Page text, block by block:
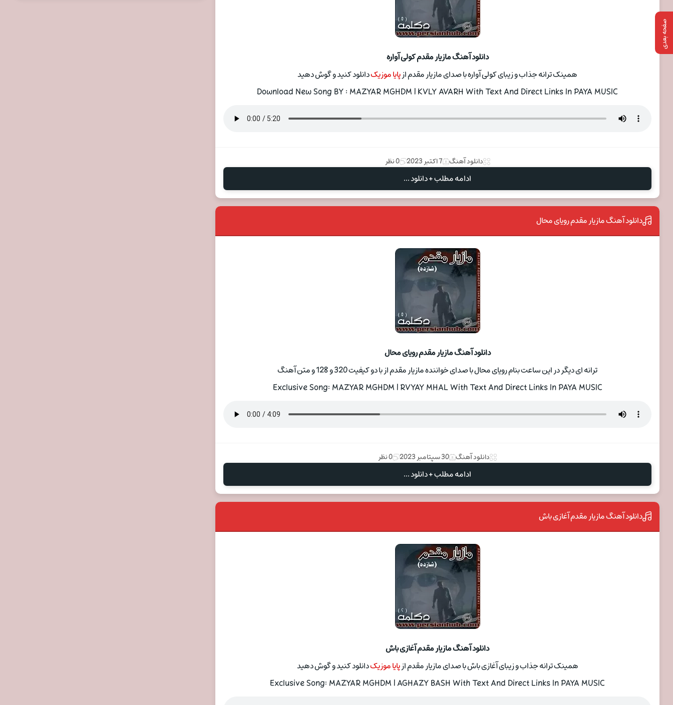
دانلود آهنگ مازیار مقدم کولی آواره
همینک ترانه جذاب و زیبای کولی آواره با صدای مازیار مقدم ازپایا موزیکدانلود کنید و گوش دهید
Download New Song BY : MAZYAR MGHDM | KVLY AVARH With Text And Direct Links In PAYA MUSIC
دانلود آهنگ 7 اکتبر 2023 0 نظر
ادامه مطلب + دانلود ...
دانلود آهنگ مازیار مقدم رویای محال
دانلود آهنگ مازیار مقدم رویای محال
ترانه ای دیگر در این ساعت بنام رویای محال با صدای خواننده مازیار مقدم از با دو کیفیت 320 و 128 و متن آهنگ
Exclusive Song: MAZYAR MGHDM | RVYAY MHAL With Text And Direct Links In PAYA MUSIC
دانلود آهنگ 30 سپتامبر 2023 0 نظر
ادامه مطلب + دانلود ...
دانلود آهنگ مازیار مقدم آغازی باش
دانلود آهنگ مازیار مقدم آغازی باش
همینک ترانه جذاب و زیبای آغازی باش با صدای مازیار مقدم ازپایا موزیکدانلود کنید و گوش دهید
Exclusive Song: MAZYAR MGHDM | AGHAZY BASH With Text And Direct Links In PAYA MUSIC
صفحه بعدی